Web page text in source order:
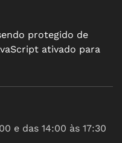
protegido de
ativado para
e das 14:00 às 17:30